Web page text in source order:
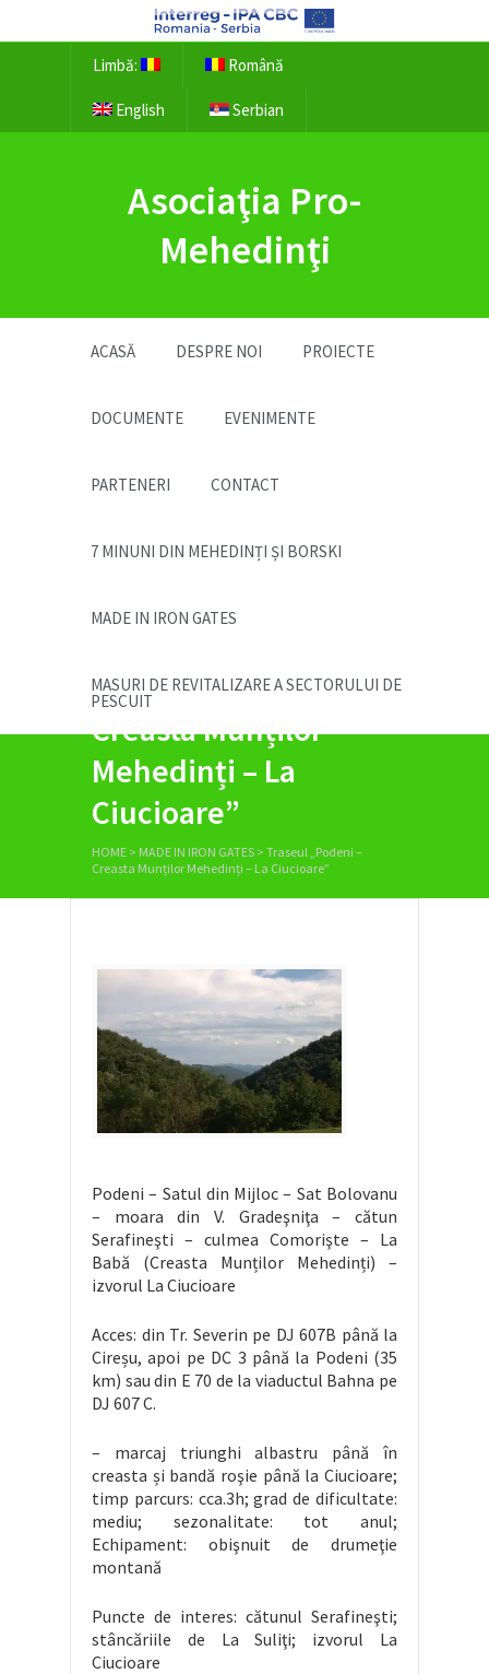
Limbă: Română
English Serbian
Asociaţia Pro-
Mehedinţi
ACASĂ DESPRE NOI PROIECTE
DOCUMENTE EVENIMENTE
PARTENERI CONTACT
7 MINUNI DIN MEHEDINȚI ȘI BORSKI
MADE IN IRON GATES
MASURI DE REVITALIZARE A SECTORULUI DE
PESCUIT
Traseul „Podeni –
Creasta Munților
Mehedinți – La
Ciucioare”
HOME > MADE IN IRON GATES > Traseul „Podeni –
Creasta Munților Mehedinți – La Ciucioare”
Podeni – Satul din Mijloc – Sat Bolovanu
– moara din V. Gradeşniţa – cătun
Serafineşti – culmea Comorişte – La
Babă (Creasta Munților Mehedinți) –
izvorul La Ciucioare
Acces: din Tr. Severin pe DJ 607B până la
Cireșu, apoi pe DC 3 până la Podeni (35
km) sau din E 70 de la viaductul Bahna pe
DJ 607 C.
– marcaj triunghi albastru până în
creasta și bandă roşie până la Ciucioare;
timp parcurs: cca.3h; grad de dificultate:
mediu; sezonalitate: tot anul;
Echipament: obişnuit de drumeţie
montană
Puncte de interes: cătunul Serafineşti;
stâncăriile de La Suliţi; izvorul La
Ciucioare